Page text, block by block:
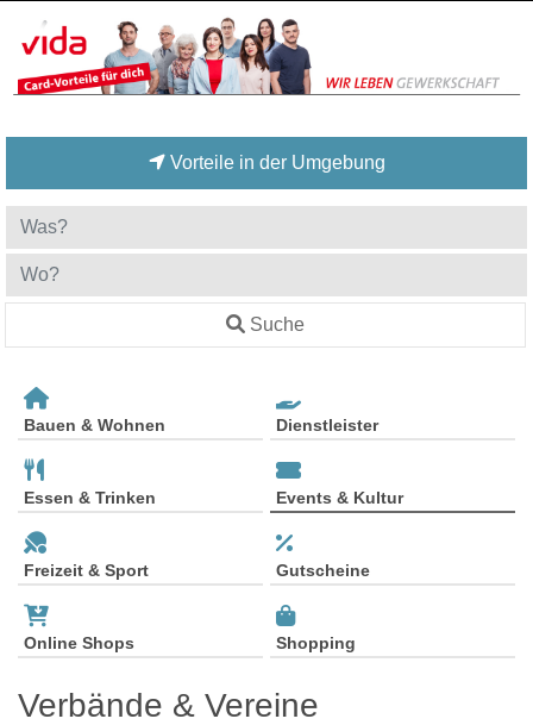
Vorteile in der Umgebung
Suche
Bauen & Wohnen Dienstleister
Essen & Trinken Events & Kultur
Freizeit & Sport Gutscheine
Online Shops Shopping
Verbände & Vereine